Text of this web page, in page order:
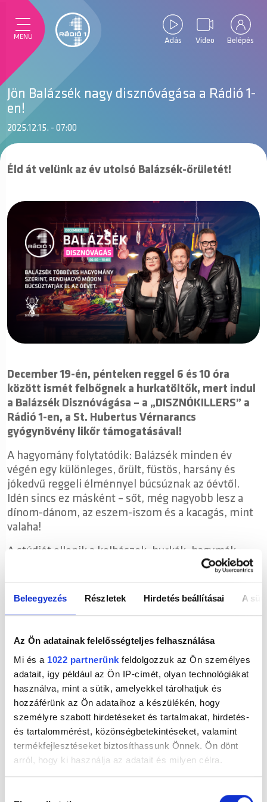
Beleegyezés Részletek Hirdetés beállításai A
Az Ön adatainak felelősségteljes felhasználása
Mi és a 1022 partnerünk feldolgozzuk az Ön személyes
adatait, így például az Ön IP-címét, olyan technológiákat
használva, mint a sütik, amelyekkel tárolhatjuk és
hozzáférünk az Ön adataihoz a készülékén, hogy
személyre szabott hirdetéseket és tartalmakat, hirdetés-
és tartalommérést, közönségbetekintéseket, valamint
termékfejlesztéseket biztosíthassunk Önnek. Ön dönt
arról, hogy ki használja az adatait és milyen célra.
MENU Adás Video Belépés
Jön Balázsék nagy disznóvágása a Rádió 1-
en!
2025.12.15. - 07:00
Éld át velünk az év utolsó Balázsék-őrületét!
December 19-én, pénteken reggel 6 és 10 óra
között ismét felbőgnek a hurkatöltők, mert indul
a Balázsék Disznóvágása – a „DISZNÓKILLERS” a
Rádió 1-en, a St. Hubertus Vérnarancs
gyógynövény likőr támogatásával!
A hagyomány folytatódik: Balázsék minden év
végén egy különleges, őrült, füstös, harsány és
jókedvű reggeli élménnyel búcsúznak az óévtől.
Idén sincs ez másként – sőt, még nagyobb lesz a
dínom-dánom, az eszem-iszom és a kacagás, mint
valaha!
A stúdiót ellepik a kolbászok, hurkák, hagymák,
üstök, füstök és persze az elmaradhatatlan jókedv.
És hogy a hangulat garantált legyen, Balázsék mellé
társul aSt. Hubertus Vérnarancs gyógynövény
A Disznóvágás hivatalos támogatója a St. Hubertus
Vérnarancs gyógynövény likőr
Új taggal bővült a klasszikus magyar
gyógynövénylikőr család: a St. Hubertus Vérnarancs
is tradicionális és titkos recept alapján készül,
természetes anyagok felhasználásával. Az ital
alapját adó gyógy- és fűszernövényeket a
vérnarancs teszi frissítővé, a narancshéjkivonat szép
tonikkal ajánljuk!